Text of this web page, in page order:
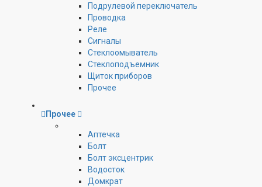
Подрулевой переключатель
Проводка
Реле
Сигналы
Стеклоомыватель
Стеклоподъемник
Щиток приборов
Прочее
Прочее
Аптечка
Болт
Болт эксцентрик
Водосток
Домкрат